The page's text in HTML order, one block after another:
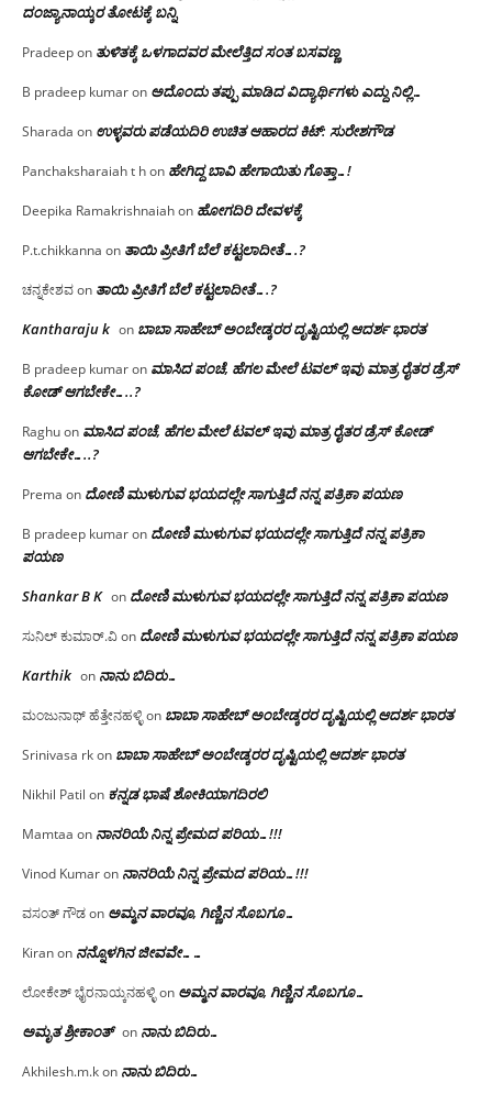
ದಂಜ್ಯಾನಾಯ್ಕರ ತೋಟಕ್ಕೆ ಬನ್ನಿ
Pradeepon ತುಳಿತಕ್ಕೆ ಒಳಗಾದವರ ಮೇಲೆತ್ತಿದ ಸಂತ ಬಸವಣ್ಣ
B pradeep kumaron ಅದೊಂದು ತಪ್ಪು ಮಾಡಿದ ವಿದ್ಯಾರ್ಥಿಗಳು ಎದ್ದು ನಿಲ್ಲಿ…
Sharada on ಉಳ್ಳವರು ಪಡೆಯದಿರಿ ಉಚಿತ ಆಹಾರದ ಕಿಟ್: ಸುರೇಶಗೌಡ
Panchaksharaiah t hon ಹೇಗಿದ್ದ ಬಾವಿ ಹೇಗಾಯಿತು ಗೊತ್ತಾ…!
Deepika Ramakrishnaiahon ಹೋಗದಿರಿ ದೇವಳಕ್ಕೆ
P.t.chikkanna on ತಾಯಿ ಪ್ರೀತಿಗೆ ಬೆಲೆ ಕಟ್ಟಲಾದೀತೆ….?
ಚನ್ನಕೇಶವon ತಾಯಿ ಪ್ರೀತಿಗೆ ಬೆಲೆ ಕಟ್ಟಲಾದೀತೆ….?
Kantharaju k on ಬಾಬಾ ಸಾಹೇಬ್ ಅಂಬೇಡ್ಕರರ ದೃಷ್ಟಿಯಲ್ಲಿ ಆದರ್ಶ ಭಾರತ
B pradeep kumaron ಮಾಸಿದ ಪಂಚೆ, ಹೆಗಲ ಮೇಲೆ ಟವಲ್‌ ಇವು ಮಾತ್ರ ರೈತರ ಡ್ರೆಸ್‌
ಕೋಡ್ ಆಗಬೇಕೇ…..?‌
Raghuon ಮಾಸಿದ ಪಂಚೆ, ಹೆಗಲ ಮೇಲೆ ಟವಲ್‌ ಇವು ಮಾತ್ರ ರೈತರ ಡ್ರೆಸ್‌ ಕೋಡ್
ಆಗಬೇಕೇ…..?‌
Prema on ದೋಣಿ ಮುಳುಗುವ ಭಯದಲ್ಲೇ ಸಾಗುತ್ತಿದೆ ನನ್ನ ಪತ್ರಿಕಾ ಪಯಣ
B pradeep kumaron ದೋಣಿ ಮುಳುಗುವ ಭಯದಲ್ಲೇ ಸಾಗುತ್ತಿದೆ ನನ್ನ ಪತ್ರಿಕಾ
ಪಯಣ
Shankar B K on ದೋಣಿ ಮುಳುಗುವ ಭಯದಲ್ಲೇ ಸಾಗುತ್ತಿದೆ ನನ್ನ ಪತ್ರಿಕಾ ಪಯಣ
ಸುನಿಲ್ ಕುಮಾರ್.ವಿon ದೋಣಿ ಮುಳುಗುವ ಭಯದಲ್ಲೇ ಸಾಗುತ್ತಿದೆ ನನ್ನ ಪತ್ರಿಕಾ ಪಯಣ
Karthik on ನಾನು ಬಿದಿರು…
ಮಂಜುನಾಥ್ ಹೆತ್ತೇನಹಳ್ಳಿon ಬಾಬಾ ಸಾಹೇಬ್ ಅಂಬೇಡ್ಕರರ ದೃಷ್ಟಿಯಲ್ಲಿ ಆದರ್ಶ ಭಾರತ
Srinivasa rkon ಬಾಬಾ ಸಾಹೇಬ್ ಅಂಬೇಡ್ಕರರ ದೃಷ್ಟಿಯಲ್ಲಿ ಆದರ್ಶ ಭಾರತ
Nikhil Patil on ಕನ್ನಡ ಭಾಷೆ ಶೋಕಿಯಾಗದಿರಲಿ
Mamtaa on ನಾನರಿಯೆ ನಿನ್ನ ಪ್ರೇಮದ ಪರಿಯ…!!!
Vinod Kumaron ನಾನರಿಯೆ ನಿನ್ನ ಪ್ರೇಮದ ಪರಿಯ…!!!
ವಸಂತ್ ಗೌಡon ಅಮ್ಮನ ವಾರವೂ, ಗಿಣ್ಣಿನ ಸೊಬಗೂ…
Kiranon ನನ್ನೊಳಗಿನ ಜೀವವೇ……
ಲೋಕೇಶ್ ಭೈರನಾಯ್ಕನಹಳ್ಳಿon ಅಮ್ಮನ ವಾರವೂ, ಗಿಣ್ಣಿನ ಸೊಬಗೂ…
ಅಮೃತ ಶ್ರೀಕಾಂತ್ on ನಾನು ಬಿದಿರು…
Akhilesh.m.kon ನಾನು ಬಿದಿರು…